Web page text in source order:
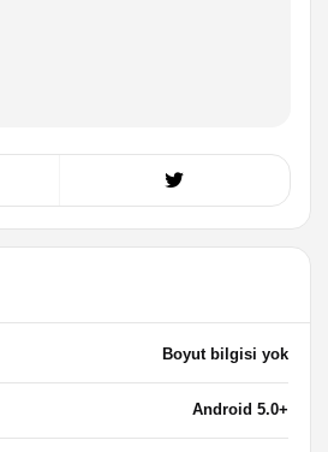
Boyut bilgisi yok
Android 5.0+